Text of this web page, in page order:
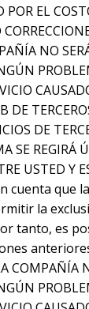
POR EL
NO
DE
DE
SE REGIRÁ
USTED Y
cuenta que
la
tanto, es
COMPAÑÍA